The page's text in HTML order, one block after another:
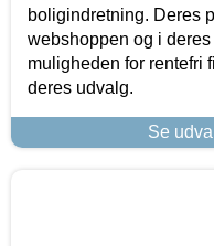
boligindretning. Deres
webshoppen og i
muligheden for rentefri
deres udvalg.
Se